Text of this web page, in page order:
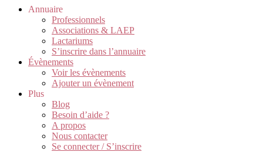
Annuaire
Professionnels
Associations & LAEP
Lactariums
S’inscrire dans l’annuaire
Évènements
Voir les évènements
Ajouter un évènement
Plus
Blog
Besoin d’aide ?
A propos
Nous contacter
Se connecter / S’inscrire